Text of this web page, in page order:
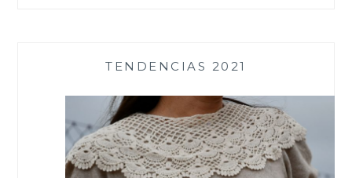
TENDENCIAS 2021